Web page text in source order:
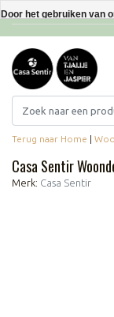
Terug naar Home |
Casa Sentir
Merk: Casa Sentir
Door het gebruiken van